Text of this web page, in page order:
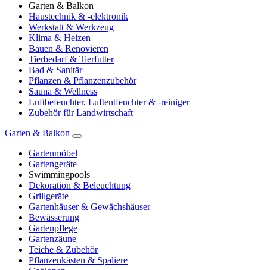
Garten & Balkon
Haustechnik & -elektronik
Werkstatt & Werkzeug
Klima & Heizen
Bauen & Renovieren
Tierbedarf & Tierfutter
Bad & Sanitär
Pflanzen & Pflanzenzubehör
Sauna & Wellness
Luftbefeuchter, Luftentfeuchter & -reiniger
Zubehör für Landwirtschaft
Garten & Balkon
Gartenmöbel
Gartengeräte
Swimmingpools
Dekoration & Beleuchtung
Grillgeräte
Gartenhäuser & Gewächshäuser
Bewässerung
Gartenpflege
Gartenzäune
Teiche & Zubehör
Pflanzenkästen & Spaliere